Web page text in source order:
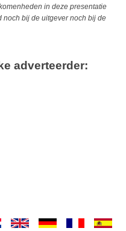
in deze presentatie
bij de uitgever noch bij de
adverteerder: